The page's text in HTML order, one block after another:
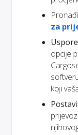
za
opcije
koji